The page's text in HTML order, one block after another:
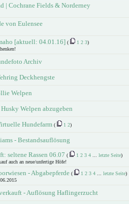
| Cochrane Fields & Norderney
von Eulensee
[aktuell: 04.01.16] ( 1 2 3)
Archiv
Deckhengste
Welpen
Welpen abzugeben
Hundefarm ( 1 2)
- Bestandsauflösung
seltene Rassen 06.07 ( 1 2 3 4 letzte Seite)
auch an neue/unfertige Höfe!
- Abgabepferde ( 1 2 3 4 letzte Seite)
- Auflösung Haflingerzucht